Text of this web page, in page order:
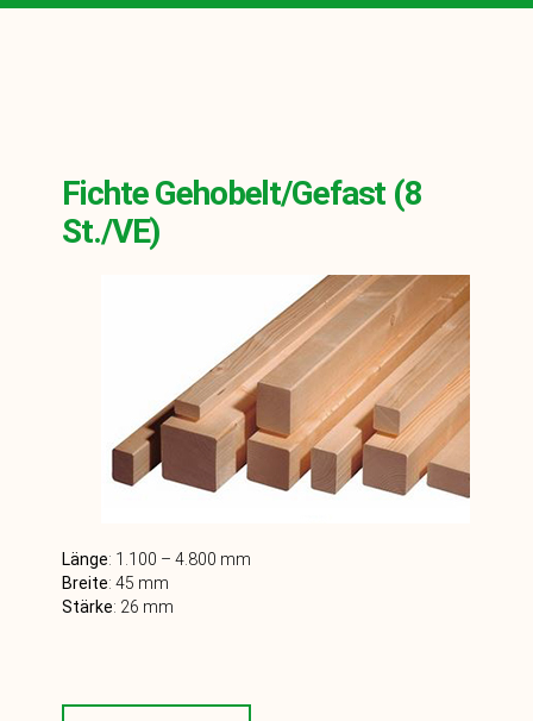
Fichte Gehobelt/gefast (8
St./VE)
Länge: 1.100 – 4.800 mm
Breite:45 mm
Stärke: 26 mm